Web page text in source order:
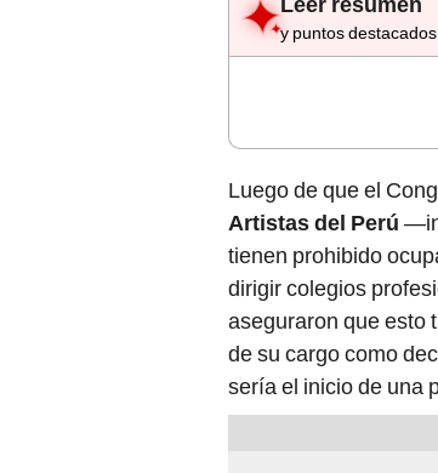
y puntos
Luego de que el
Artistas del Perú
tienen prohibido
dirigir colegios
aseguraron que esto
de su cargo como
sería el inicio de una